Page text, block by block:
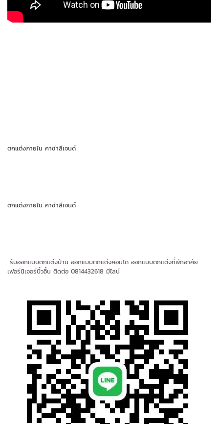
ตกแต่งภายใน คาซ่าลีเจนด์
ตกแต่งภายใน คาซ่าลีเจนด์
รับออกแบบตกแต่งบ้าน ออกแบบตกแต่งคอนโด ออกแบบตกแต่งที่พักอาศัย
เฟอร์นิเจอร์บิ้วอิ้น ติดต่อ 0814432618 มีไลน์